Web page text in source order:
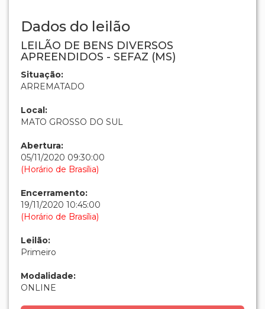
Dados do leilão
LEILÃO DE BENS DIVERSOS
APREENDIDOS - SEFAZ (MS)
Situação:
ARREMATADO
Local:
MATO GROSSO DO SUL
Abertura:
05/11/2020 09:30:00
(Horário de Brasília)
Encerramento:
19/11/2020 10:45:00
(Horário de Brasília)
Leilão:
Primeiro
Modalidade:
ONLINE